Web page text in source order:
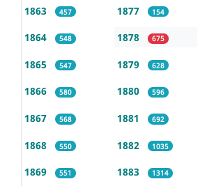
1863 457
1864 548
1865 547
1866 580
1867 568
1868 550
1869 551
1877 154
1878 675
1879 628
1880 596
1881 692
1882 1035
1883 1314